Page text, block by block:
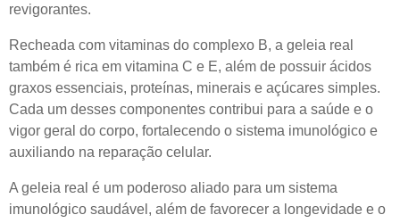
revigorantes.
Recheada com vitaminas do complexo B, a geleia real
também é rica em vitamina C e E, além de possuir ácidos
graxos essenciais, proteínas, minerais e açúcares simples.
Cada um desses componentes contribui para a saúde e o
vigor geral do corpo, fortalecendo o sistema imunológico e
auxiliando na reparação celular.
A geleia real é um poderoso aliado para um sistema
imunológico saudável, além de favorecer a longevidade e o